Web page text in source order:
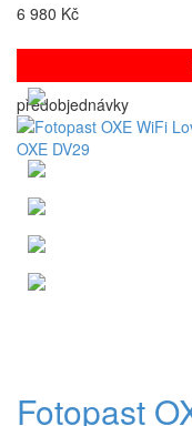
6 980 Kč
předobjednávky
Fotopast